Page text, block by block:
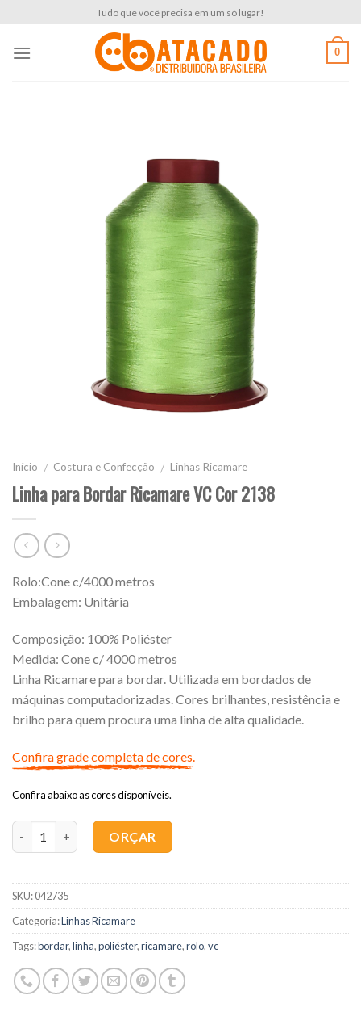
content
Tudo que você precisa em um só lugar!
0
Início / Costura e Confecção / Linhas Ricamare
Linha para Bordar Ricamare VC Cor 2138
Rolo:Cone c/4000 metros
Embalagem: Unitária
Composição: 100% Poliéster
Medida: Cone c/ 4000 metros
Linha Ricamare para bordar. Utilizada em bordados de
máquinas computadorizadas. Cores brilhantes, resistência e
brilho para quem procura uma linha de alta qualidade.
Confira grade completa de cores.
Confira abaixo as cores disponíveis.
ORÇAR
SKU:042735
Categoria:Linhas Ricamare
Tags:bordar,linha,poliéster,ricamare,rolo,vc